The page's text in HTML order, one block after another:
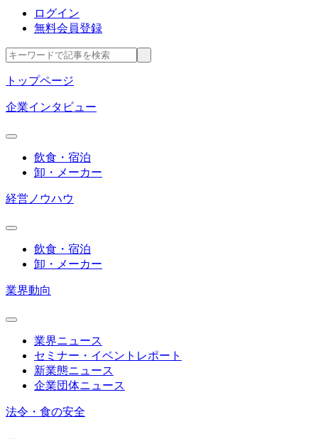
ログイン
無料会員登録
トップページ
企業インタビュー
飲食・宿泊
卸・メーカー
経営ノウハウ
飲食・宿泊
卸・メーカー
業界動向
業界ニュース
セミナー・イベントレポート
新業態ニュース
企業団体ニュース
法令・食の安全